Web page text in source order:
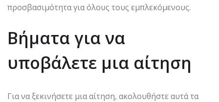
προσβασιμότητα για όλους τους εμπλεκόμενους.
Βήματα για να
υποβάλετε μια αίτηση
Για να ξεκινήσετε μια αίτηση, ακολουθήστε αυτά τα